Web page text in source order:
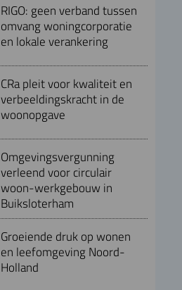
RIGO: geen verband tussen
omvang woningcorporatie
en lokale verankering
CRa pleit voor kwaliteit en
verbeeldingskracht in de
woonopgave
Omgevingsvergunning
verleend voor circulair
woon-werkgebouw in
Buiksloterham
Groeiende druk op wonen
en leefomgeving Noord-
Holland